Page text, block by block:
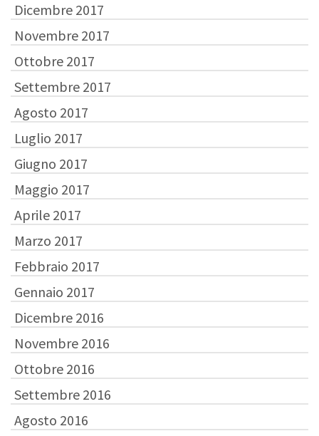
Dicembre 2017
Novembre 2017
Ottobre 2017
Settembre 2017
Agosto 2017
Luglio 2017
Giugno 2017
Maggio 2017
Aprile 2017
Marzo 2017
Febbraio 2017
Gennaio 2017
Dicembre 2016
Novembre 2016
Ottobre 2016
Settembre 2016
Agosto 2016